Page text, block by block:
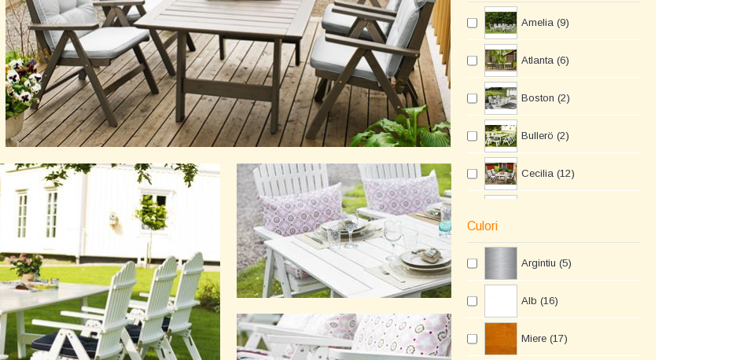
Amelia (9)
Atlanta (6)
Boston (2)
Bullerö (2)
Cecilia (12)
Culori
Argintiu (5)
Alb (16)
Miere (17)